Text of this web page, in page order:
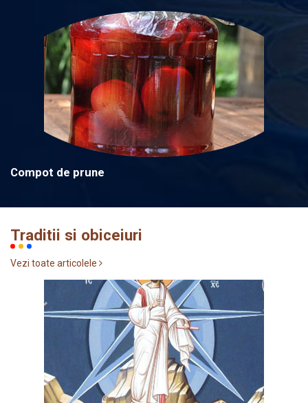
Compot de prune
Traditii si obiceiuri
Vezi toate articolele